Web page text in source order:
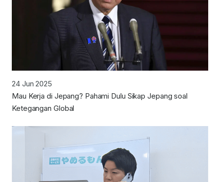
24 Jun 2025
Mau Kerja di Jepang? Pahami Dulu Sikap Jepang soal
Ketegangan Global